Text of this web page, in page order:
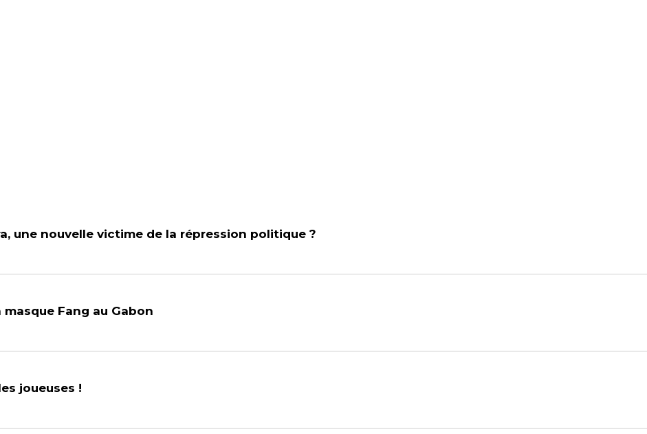
une nouvelle victime de la répression politique ?
Fang au Gabon
joueuses !